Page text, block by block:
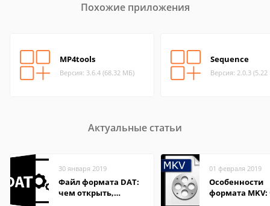
Похожие приложения
MP4tools
Версия: 3.6.4 (68.32 МБ)
Sequence
Версия: 2.0.3
Актуальные статьи
30 января 2019
Файл формата DAT:
чем открыть,
01 февраля 2019
Особенности
формата